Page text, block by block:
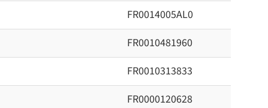
FR0014005AL0
FR0010481960
FR0010313833
FR0000120628